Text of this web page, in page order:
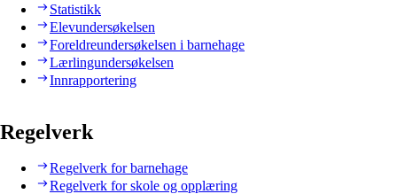
Statistikk
Elevundersøkelsen
Foreldreundersøkelsen i barnehage
Lærlingundersøkelsen
Innrapportering
Regelverk
Regelverk for barnehage
Regelverk for skole og opplæring